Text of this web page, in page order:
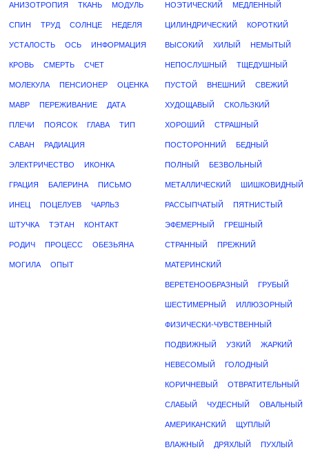
АНИЗОТРОПИЯ ТКАНЬ МОДУЛЬ
СПИН ТРУД СОЛНЦЕ НЕДЕЛЯ
УСТАЛОСТЬ ОСЬ ИНФОРМАЦИЯ
КРОВЬ СМЕРТЬ СЧЕТ
МОЛЕКУЛА ПЕНСИОНЕР ОЦЕНКА
МАВР ПЕРЕЖИВАНИЕ ДАТА
ПЛЕЧИ ПОЯСОК ГЛАВА ТИП
САВАН РАДИАЦИЯ
ЭЛЕКТРИЧЕСТВО ИКОНКА
ГРАЦИЯ БАЛЕРИНА ПИСЬМО
ИНЕЦ ПОЦЕЛУЕВ ЧАРЛЬЗ
ШТУЧКА ТЭТАН КОНТАКТ
РОДИЧ ПРОЦЕСС ОБЕЗЬЯНА
МОГИЛА ОПЫТ
НОЭТИЧЕСКИЙ МЕДЛЕННЫЙ
ЦИЛИНДРИЧЕСКИЙ КОРОТКИЙ
ВЫСОКИЙ ХИЛЫЙ НЕМЫТЫЙ
НЕПОСЛУШНЫЙ ТЩЕДУШНЫЙ
ПУСТОЙ ВНЕШНИЙ СВЕЖИЙ
ХУДОЩАВЫЙ СКОЛЬЗКИЙ
ХОРОШИЙ СТРАШНЫЙ
ПОСТОРОННИЙ БЕДНЫЙ
ПОЛНЫЙ БЕЗВОЛЬНЫЙ
МЕТАЛЛИЧЕСКИЙ ШИШКОВИДНЫЙ
РАССЫПЧАТЫЙ ПЯТНИСТЫЙ
ЭФЕМЕРНЫЙ ГРЕШНЫЙ
СТРАННЫЙ ПРЕЖНИЙ
МАТЕРИНСКИЙ
ВЕРЕТЕНООБРАЗНЫЙ ГРУБЫЙ
ШЕСТИМЕРНЫЙ ИЛЛЮЗОРНЫЙ
ФИЗИЧЕСКИ-ЧУВСТВЕННЫЙ
ПОДВИЖНЫЙ УЗКИЙ ЖАРКИЙ
НЕВЕСОМЫЙ ГОЛОДНЫЙ
КОРИЧНЕВЫЙ ОТВРАТИТЕЛЬНЫЙ
СЛАБЫЙ ЧУДЕСНЫЙ ОВАЛЬНЫЙ
АМЕРИКАНСКИЙ ЩУПЛЫЙ
ВЛАЖНЫЙ ДРЯХЛЫЙ ПУХЛЫЙ